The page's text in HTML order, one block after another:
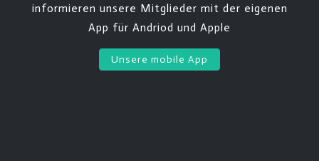
informieren unsere Mitglieder mit der eigenen
App für Andriod und Apple
Unsere mobile App